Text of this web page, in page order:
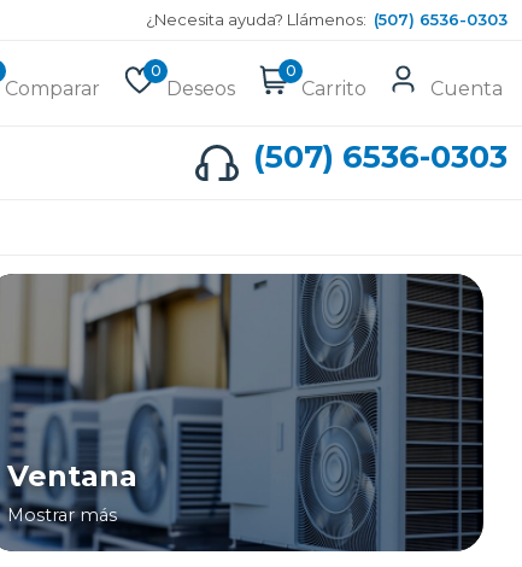
¿Necesita ayuda? Llámenos: (507) 6536-0303
Comparar
0
Deseos
0
Carrito Cuenta
(507) 6536-0303
Ventana
Mostrar más